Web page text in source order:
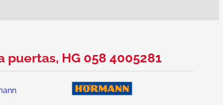
HG 058 4005281